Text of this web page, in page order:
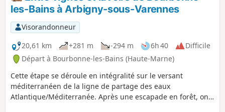
les-Bains à Arbigny-sous-Varennes
Visorandonneur
20,61 km
+281 m -294 m 6h 40
Difficile
Départ à Bourbonne-les-Bains (Haute-Marne)
Cette étape se déroule en intégralité sur le versant
méditerranéen de la ligne de partage des eaux
Atlantique/Méditerranée. Après une escapade en forêt, on